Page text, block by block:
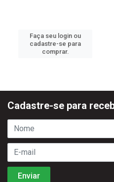
Faça seu login ou
cadastre-se para
comprar.
Cadastre-se para